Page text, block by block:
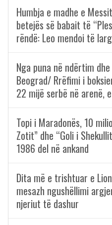
Humbja e madhe e
betejës së babait të
rëndë: Leo mendoi të
Nga puna në ndërtim
Beograd/ Rrëfimi i
22 mijë serbë në arenë,
Topi i Maradonës, 10
Zotit” dhe “Goli i
1986 del në ankand
Dita më e trishtuar e
mesazh ngushëllimi
njeriut të dashur